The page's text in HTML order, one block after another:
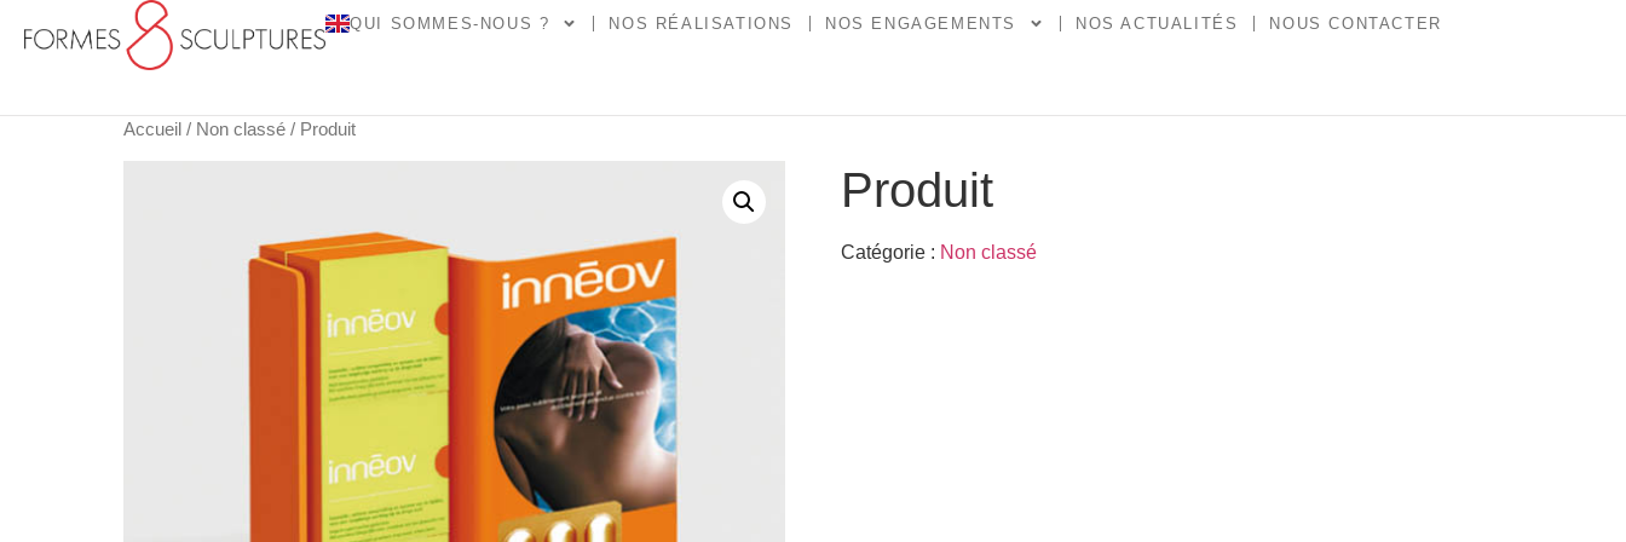
QUI SOMMES-NOUS ? NOS RÉALISATIONS NOS ENGAGEMENTS NOS ACTUALITÉS NOUS CONTACTER
Accueil / Non classé / Produit
Produit
Catégorie : Non classé